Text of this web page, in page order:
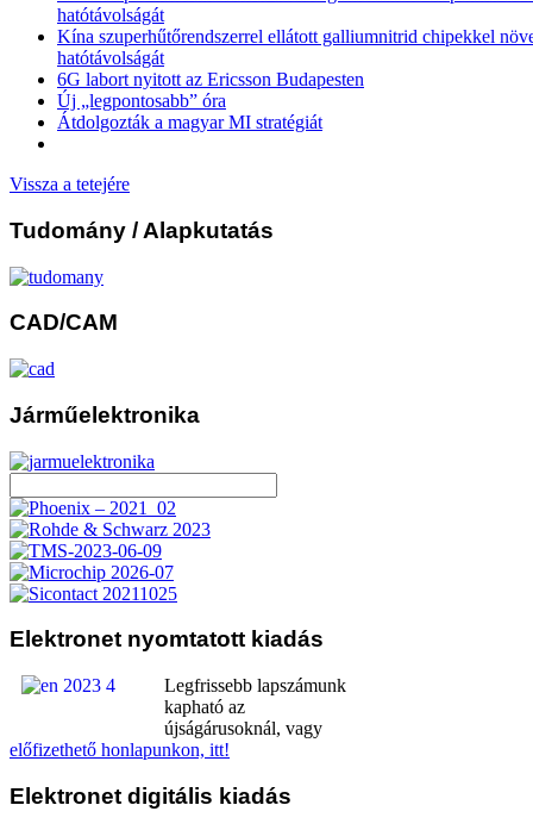
hatótávolságát
Kína szuperhűtőrendszerrel ellátott galliumnitrid chipekkel
hatótávolságát
6G labort nyitott az Ericsson Budapesten
Új „legpontosabb” óra
Átdolgozták a magyar MI stratégiát
Vissza a tetejére
Tudomány / Alapkutatás
CAD/CAM
Járműelektronika
Elektronet nyomtatott kiadás
Legfrissebb lapszámunk
kapható az
újságárusoknál, vagy
előfizethető honlapunkon, itt!
Elektronet digitális kiadás